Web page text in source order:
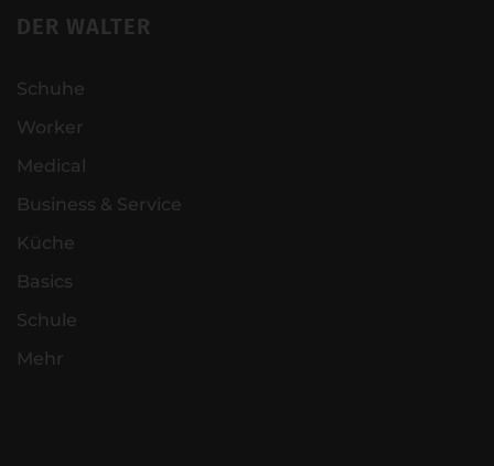
DER WALTER
Schuhe
Worker
Medical
Business & Service
Küche
Basics
Schule
Mehr